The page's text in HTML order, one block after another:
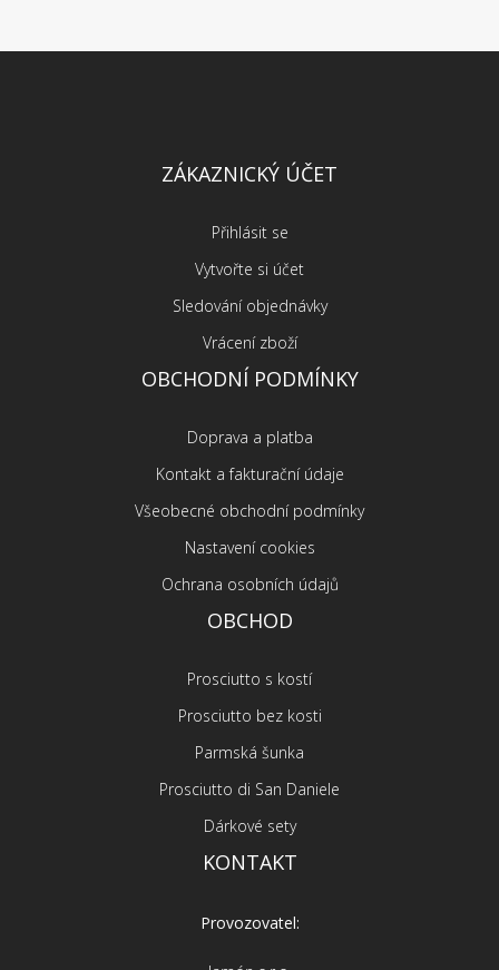
ZÁKAZNICKÝ ÚČET
Přihlásit se
Vytvořte si účet
Sledování objednávky
Vrácení zboží
OBCHODNÍ PODMÍNKY
Doprava a platba
Kontakt a fakturační údaje
Všeobecné obchodní podmínky
Nastavení cookies
Ochrana osobních údajů
OBCHOD
Prosciutto s kostí
Prosciutto bez kosti
Parmská šunka
Prosciutto di San Daniele
Dárkové sety
KONTAKT
Provozovatel: